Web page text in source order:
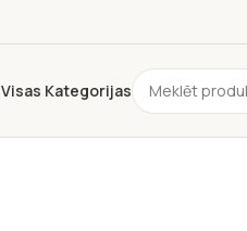
Visas Kategorijas